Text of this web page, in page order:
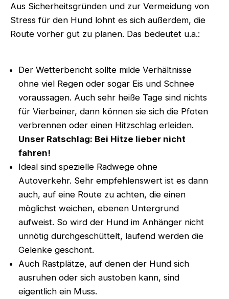
Aus Sicherheitsgründen und zur Vermeidung von
Stress für den Hund lohnt es sich außerdem, die
Route vorher gut zu planen. Das bedeutet u.a.:
Der Wetterbericht sollte milde Verhältnisse
ohne viel Regen oder sogar Eis und Schnee
voraussagen. Auch sehr heiße Tage sind nichts
für Vierbeiner, dann können sie sich die Pfoten
verbrennen oder einen Hitzschlag erleiden.
Unser Ratschlag: Bei Hitze lieber nicht
fahren!
Ideal sind spezielle Radwege ohne
Autoverkehr. Sehr empfehlenswert ist es dann
auch, auf eine Route zu achten, die einen
möglichst weichen, ebenen Untergrund
aufweist. So wird der Hund im Anhänger nicht
unnötig durchgeschüttelt, laufend werden die
Gelenke geschont.
Auch Rastplätze, auf denen der Hund sich
ausruhen oder sich austoben kann, sind
eigentlich ein Muss.